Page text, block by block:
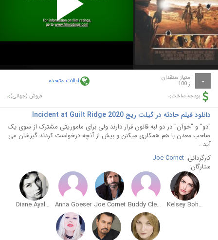
Play
Video
- امتیاز منتقدان
از 100 ایالات متحده
بودجه ساخت:- فروش (جهانی):-
دانلود فیلم حادثه در گیلت ریج Incident at Guilt Ridge 2020
"دو" و "خوآن" در دو لبه قانون قرار دارند ولی برای ماموریتی مشترک از سوی یک
صاحب معدن با هم همکاری میکنن و بیش از آنچه درخواست کردند گیرشان می
آید .
کارگردانی: Joe Cornet
ستارگان:
Kelsey Bohlen
Buddy Clements
Joe Cornet
Anna Goeser
Diane Ayala Goldner